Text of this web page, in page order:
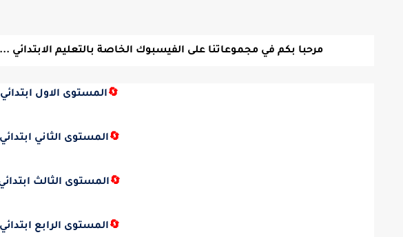
مرحبا بكم في مجموعاتنا على الفيسبوك الخاصة بالتعليم الابتدائي
🔄المستوى الاول ابتدائي
🔄المستوى الثاني ابتدائي
🔄المستوى الثالث
🔄المستوى الرابع ابتدائي